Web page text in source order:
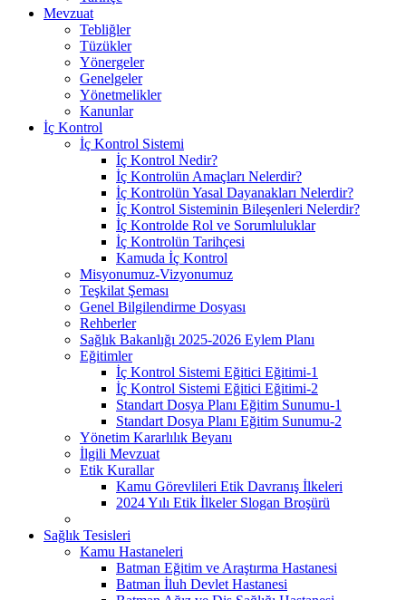
Mevzuat
Tebliğler
Tüzükler
Yönergeler
Genelgeler
Yönetmelikler
Kanunlar
İç Kontrol
İç Kontrol Sistemi
İç Kontrol Nedir?
İç Kontrolün Amaçları Nelerdir?
İç Kontrolün Yasal Dayanakları Nelerdir?
İç Kontrol Sisteminin Bileşenleri Nelerdir?
İç Kontrolde Rol ve Sorumluluklar
İç Kontrolün Tarihçesi
Kamuda İç Kontrol
Misyonumuz-Vizyonumuz
Teşkilat Şeması
Genel Bilgilendirme Dosyası
Rehberler
Sağlık Bakanlığı 2025-2026 Eylem Planı
Eğitimler
İç Kontrol Sistemi Eğitici Eğitimi-1
İç Kontrol Sistemi Eğitici Eğitimi-2
Standart Dosya Planı Eğitim Sunumu-1
Standart Dosya Planı Eğitim Sunumu-2
Yönetim Kararlılık Beyanı
İlgili Mevzuat
Etik Kurallar
Kamu Görevlileri Etik Davranış İlkeleri
2024 Yılı Etik İlkeler Slogan Broşürü
Sağlık Tesisleri
Kamu Hastaneleri
Batman Eğitim ve Araştırma Hastanesi
Batman İluh Devlet Hastanesi